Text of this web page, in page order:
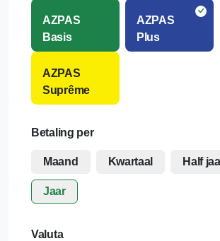
AZPAS
Basis
AZPAS
Plus
AZPAS
Suprême
Betaling per
Maand Kwartaal Half
Jaar
Valuta